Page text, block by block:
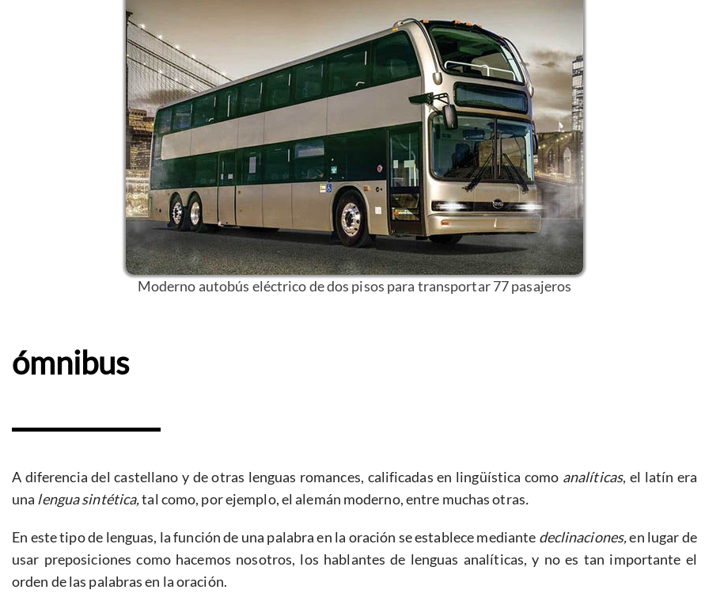
Moderno autobús eléctrico de dos pisos para transportar 77 pasajeros
ómnibus
A diferencia del castellano y de otras lenguas romances, calificadas en lingüística como analíticas, el latín era
una lengua sintética,tal como, por ejemplo, el alemán moderno, entre muchas otras.
En este tipo de lenguas, la función de una palabra en la oración se establece mediante declinaciones,en lugar de
usar preposiciones como hacemos nosotros, los hablantes de lenguas analíticas, y no es tan importante el
orden de las palabras en la oración.